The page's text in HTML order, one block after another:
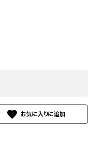
favorite